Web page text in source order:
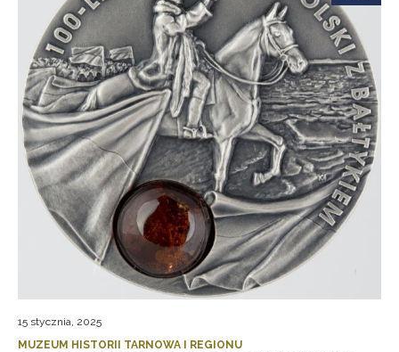
15 stycznia, 2025
MUZEUM HISTORII TARNOWA I REGIONU